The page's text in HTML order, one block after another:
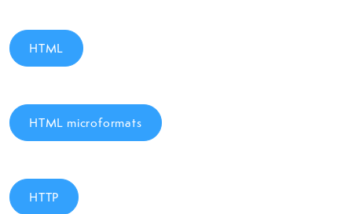
HTML
HTML microformats
HTTP